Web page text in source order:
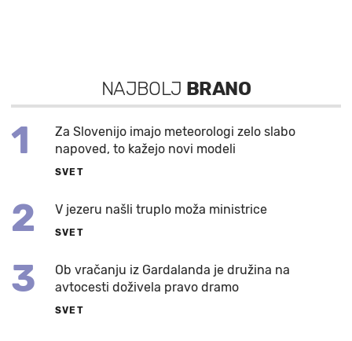
NAJBOLJ BRANO
1
Za Slovenijo imajo meteorologi zelo slabo
napoved, to kažejo novi modeli
SVET
2 V jezeru našli truplo moža ministrice
SVET
3
Ob vračanju iz Gardalanda je družina na
avtocesti doživela pravo dramo
SVET